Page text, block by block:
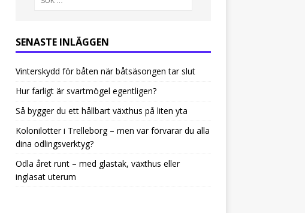
SENASTE INLÄGGEN
Vinterskydd för båten när båtsäsongen tar slut
Hur farligt är svartmögel egentligen?
Så bygger du ett hållbart växthus på liten yta
Kolonilotter i Trelleborg – men var förvarar du alla
dina odlingsverktyg?
Odla året runt – med glastak, växthus eller
inglasat uterum